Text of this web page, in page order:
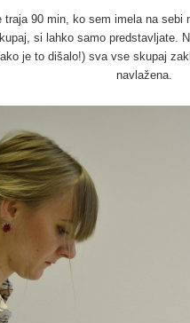
traja 90 min, ko sem imela na sebi
si lahko samo predstavljate.
je to dišalo!) sva vse skupaj
navlažena.